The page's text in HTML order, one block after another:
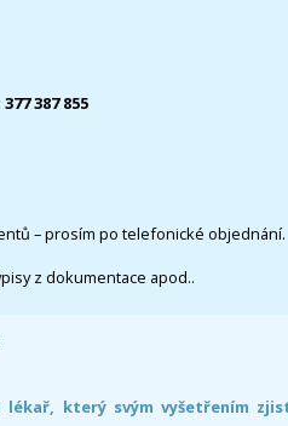
377 387 855
– prosím po telefonické objednání.
z dokumentace apod..
který svým vyšetřením